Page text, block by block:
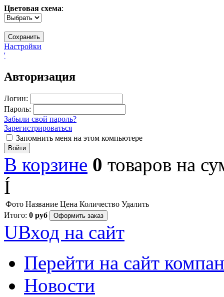
Цветовая схема:
Настройки
'
Авторизация
Логин:
Пароль:
Забыли свой пароль?
Зарегистрироваться
Запомнить меня на этом компьютере
Войти
В корзине 0 товаров на
Í
Фото Название Цена Количество Удалить
Итого: 0 руб Оформить заказ
UВход на сайт
Перейти на сайт
Новости